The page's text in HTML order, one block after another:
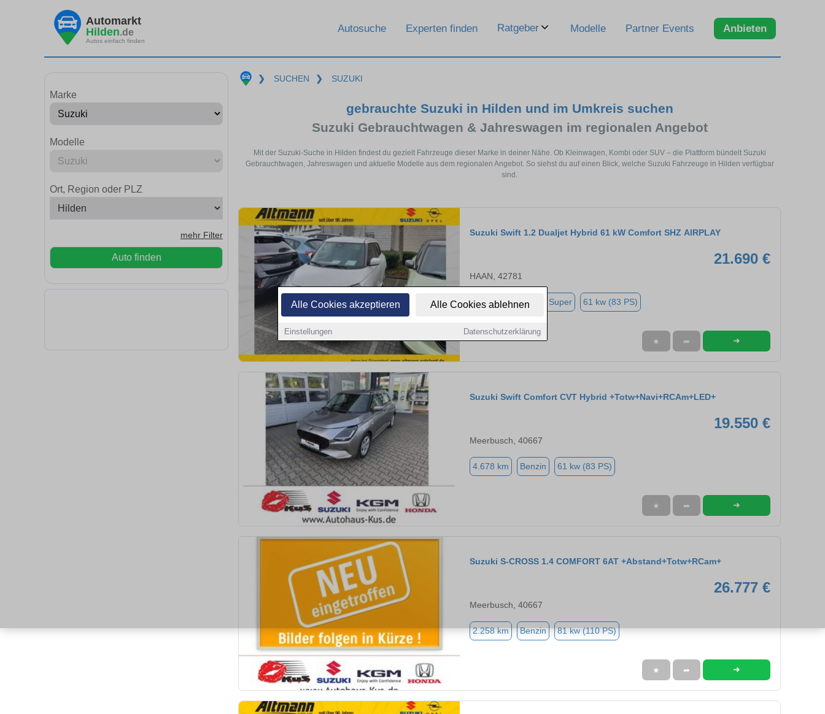
Alle Cookies akzeptieren Alle Cookies ablehnen
Einstellungen Datenschutzerklärung
Automarkt
Hilden.de
Autos einfach finden
Autosuche Experten finden Ratgeber Modelle Partner Events Anbieten
Marke
Modelle
Ort, Region oder PLZ
mehr Filter
Auto finden
❯ SUCHEN ❯ SUZUKI
gebrauchte Suzuki in Hilden und im Umkreis suchen
Suzuki Gebrauchtwagen & Jahreswagen im regionalen Angebot
Mit der Suzuki-Suche in Hilden findest du gezielt Fahrzeuge dieser Marke in deiner Nähe. Ob Kleinwagen, Kombi oder SUV – die Plattform bündelt Suzuki
Gebrauchtwagen, Jahreswagen und aktuelle Modelle aus dem regionalen Angebot. So siehst du auf einen Blick, welche Suzuki Fahrzeuge in Hilden verfügbar
sind.
Suzuki Swift 1.2 Dualjet Hybrid 61 kW Comfort SHZ AIRPLAY
21.690 €
HAAN, 42781
1.800 km Benzin Super 61 kw (83 PS)
★ ➦ ➜
Suzuki Swift Comfort CVT Hybrid +Totw+Navi+RCAm+LED+
19.550 €
Meerbusch, 40667
4.678 km Benzin 61 kw (83 PS)
★ ➦ ➜
Suzuki S-CROSS 1.4 COMFORT 6AT +Abstand+Totw+RCam+
26.777 €
Meerbusch, 40667
2.258 km Benzin 81 kw (110 PS)
★ ➦ ➜